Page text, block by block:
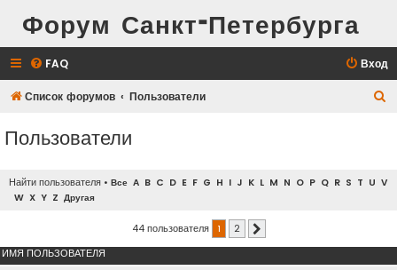
Форум Санкт-Петербурга
FAQ Вход
Список форумов Пользователи
Пользователи
Найти пользователя • Все A B C D E F G H I J K L M N O P Q R S T U V
W X Y Z Другая
44 пользователя 1 2
ИМЯ ПОЛЬЗОВАТЕЛЯ